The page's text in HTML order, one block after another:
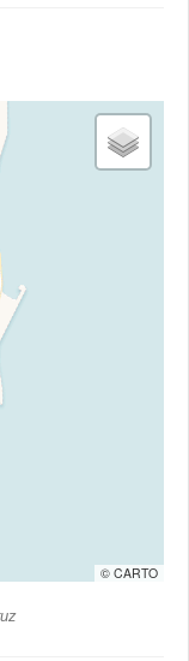
© CARTO